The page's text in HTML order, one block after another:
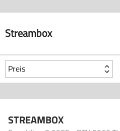
Streambox
Preis
STREAMBOX